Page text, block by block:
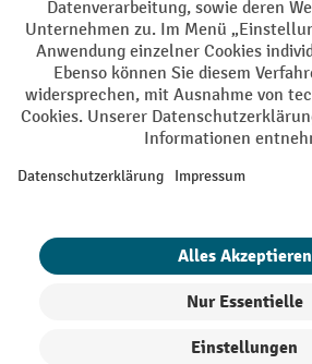
AGB Impressum Datenschutz
Barrierefreiheit Grounding Page
Alle Preise exkl. gesetzl. Mehrwertsteuer
¹ Der Rabatt gilt so lange der Vorrat reicht.
oder Gutscheinen ist nicht möglich. | ² Der
Erstregistrierung für den Newsletter
Tage gültig und kann ab einem Netto-
eingelöst werden. Die Höhe des Rabatts
Arbeitsschutz | 5% auf Werkstatt, Betrieb,